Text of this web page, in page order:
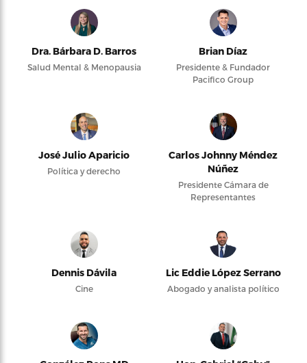
Dra. Bárbara D. Barros
Salud Mental & Menopausia
Brian Díaz
Presidente & Fundador
Pacifico Group
José Julio Aparicio
Política y derecho
Carlos Johnny Méndez
Núñez
Presidente Cámara de
Representantes
Dennis Dávila
Cine
Lic Eddie López Serrano
Abogado y analista político